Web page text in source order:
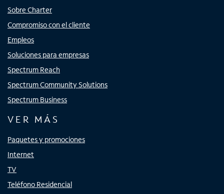
Sobre Charter
Compromiso con el cliente
Empleos
Soluciones para empresas
Spectrum Reach
Spectrum Community Solutions
Spectrum Business
VER MÁS
Paquetes y promociones
Internet
TV
Teléfono Residencial